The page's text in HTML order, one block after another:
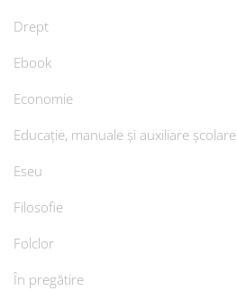
Drept
Ebook
Economie
Educație, manuale și auxiliare școlare
Eseu
Filosofie
Folclor
În pregătire